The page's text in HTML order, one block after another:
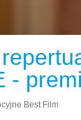
-
Best Film